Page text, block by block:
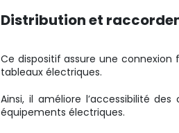
Distribution et
Ce dispositif assure une
tableaux électriques.
Ainsi, il améliore l’accessibilité
équipements électriques.